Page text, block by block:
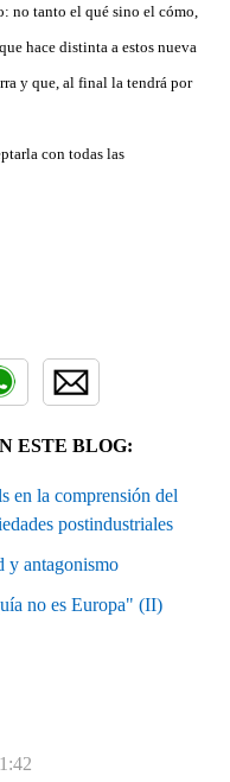
no tanto el qué sino el cómo,
hace distinta a estos nueva
y que, al final la tendrá por
con todas las
ESTE BLOG:
en la comprensión del
postindustriales
y antagonismo
no es Europa" (II)